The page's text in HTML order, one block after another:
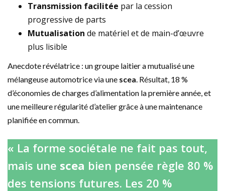
Transmission facilitée par la cession
progressive de parts
Mutualisation de matériel et de main-d’œuvre
plus lisible
Anecdote révélatrice : un groupe laitier a mutualisé une
mélangeuse automotrice via une scea. Résultat, 18 %
d’économies de charges d’alimentation la première année, et
une meilleure régularité d’atelier grâce à une maintenance
planifiée en commun.
« La forme sociétale ne fait pas tout,
mais une scea bien pensée règle 80 %
des tensions futures. Les 20 %